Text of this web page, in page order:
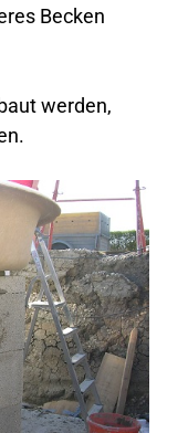
Becken
werden,